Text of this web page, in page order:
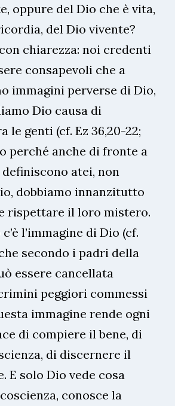
oppure del Dio che è vita,
del Dio vivente?
chiarezza: noi credenti
consapevoli che a
immagini perverse di Dio,
Dio causa di
le genti (cf. Ez 36,20-22;
perché anche di fronte a
atei, non
dobbiamo innanzitutto
rispettare il loro mistero.
l’immagine di Dio (cf.
che secondo i padri della
essere cancellata
peggiori commessi
immagine rende ogni
di compiere il bene, di
di discernere il
E solo Dio vede cosa
conosce la